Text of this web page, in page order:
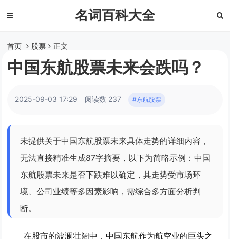
名词百科大全
首页 股票 正文
中国东航股票未来会跌吗？
2025-09-03 17:29 阅读数 237 #东航股票
未提供关于中国东航股票未来具体走势的详细内容，
无法直接精准生成87字摘要，以下为简略示例：中国
东航股票未来是否下跌难以确定，其走势受市场环
境、公司业绩等多因素影响，需综合多方面分析判
断。
在股市的波澜壮阔中，中国东航作为航空业的巨头之